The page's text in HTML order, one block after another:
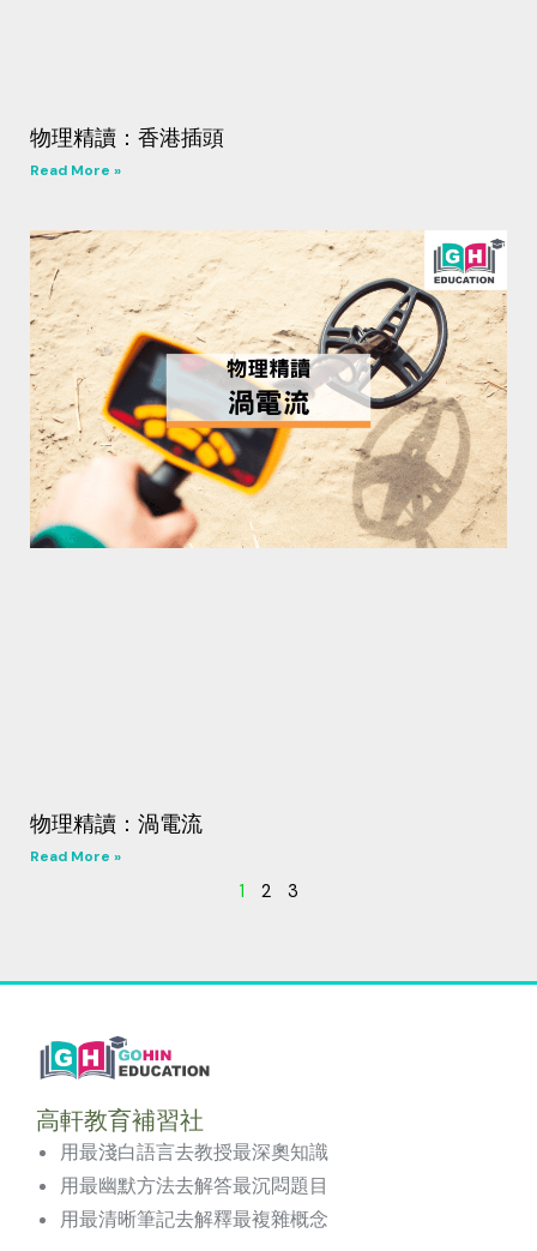
物理精讀：香港插頭
Read More »
物理精讀：渦電流
Read More »
1 2 3
高軒教育補習社
用最淺白語言去教授最深奧知識
用最幽默方法去解答最沉悶題目
用最清晰筆記去解釋最複雜概念